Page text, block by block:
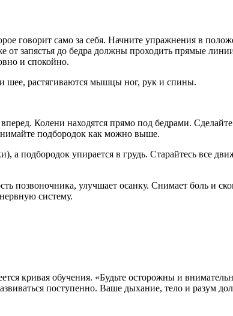
говорит само за себя. Начните упражнения в
запястья до бедра должны проходить прямые
и спокойно.
шее, растягиваются мышцы ног, рук и спины.
Колени находятся прямо под бедрами.
подбородок как можно выше.
подбородок упирается в грудь. Старайтесь все
позвоночника, улучшает осанку. Снимает боль и
систему.
кривая обучения. «Будьте осторожны и
поступенно. Ваше дыхание, тело и разум